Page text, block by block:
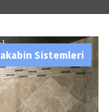
Sistemleri